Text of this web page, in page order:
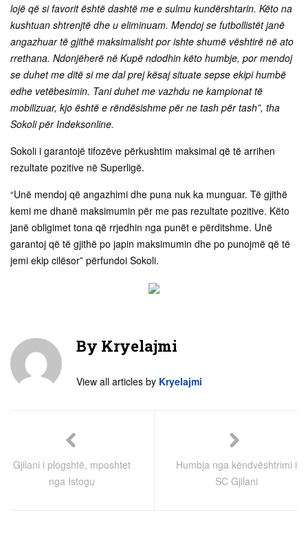
lojë që si favorit është dashtë me e sulmu kundërshtarin. Këto na
kushtuan shtrenjtë dhe u eliminuam. Mendoj se futbollistët janë
angazhuar të gjithë maksimalisht por ishte shumë vështirë në ato
rrethana. Ndonjëherë në Kupë ndodhin këto humbje, por mendoj
se duhet me ditë si me dal prej kësaj situate sepse ekipi humbë
edhe vetëbesimin. Tani duhet me vazhdu ne kampionat të
mobilizuar, kjo është e rëndësishme për ne tash për tash”, tha
Sokoli për Indeksonline.
Sokoli i garantojë tifozëve përkushtim maksimal që të arrihen
rezultate pozitive në Superligë.
“Unë mendoj që angazhimi dhe puna nuk ka munguar. Të gjithë
kemi me dhanë maksimumin për me pas rezultate pozitive. Këto
janë obligimet tona që rrjedhin nga punët e përditshme. Unë
garantoj që të gjithë po japin maksimumin dhe po punojmë që të
jemi ekip cilësor” përfundoi Sokoli.
By Kryelajmi
View all articles by Kryelajmi
Gjilani i plogshtë, mposhtet
nga Istogu
Humbja nga këndvështrimi i
SC Gjilani